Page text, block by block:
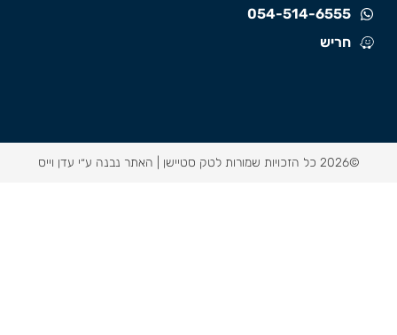
054-514-6555
חריש
האתר נבנה ע״י עדן וייס